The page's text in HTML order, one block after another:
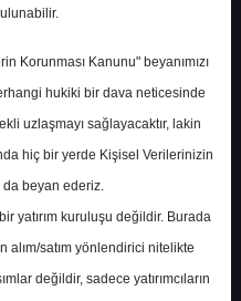
Korunması Kanunu" beyanımızı
hukiki bir dava neticesinde
uzlaşmayı sağlayacaktır, lakin
hiç bir yerde Kişisel Verilerinizin
da beyan ederiz.
yatırım kuruluşu değildir. Burada
alım/satım yönlendirici nitelikte
değildir, sadece yatırımcıların